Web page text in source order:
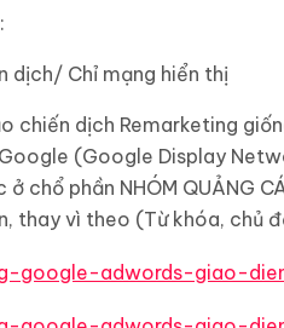
dịch/ Chỉ mạng hiển thị
chiến dịch Remarketing
(Google Display
ở chổ phần NHÓM QUẢNG
thay vì theo (Từ khóa, chủ